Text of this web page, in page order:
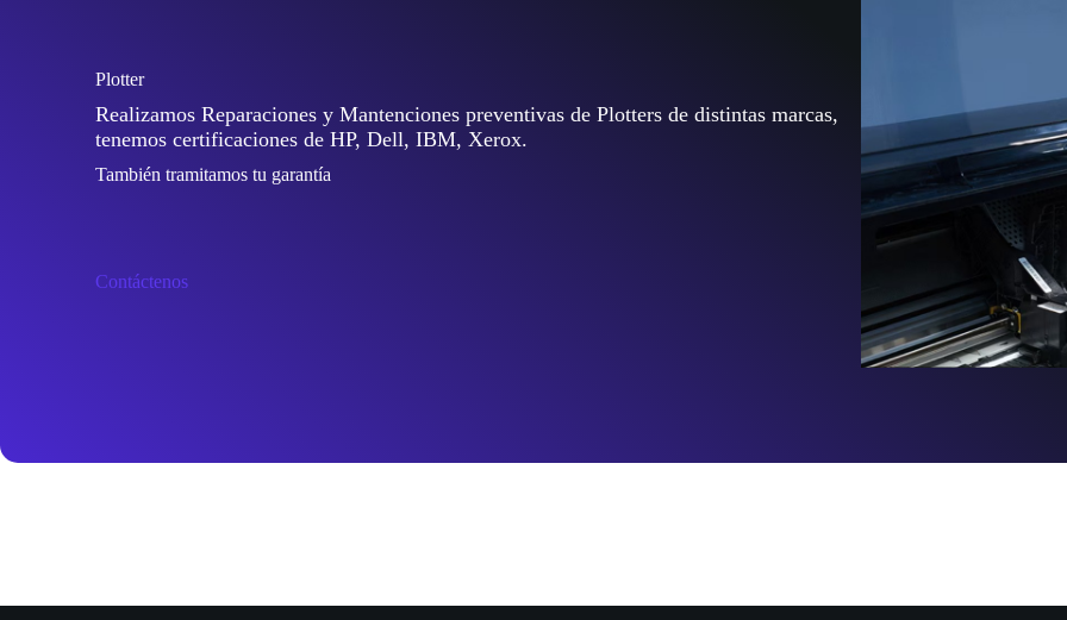
Plotter
Realizamos Reparaciones y Mantenciones preventivas de Plotters de distintas marcas,
tenemos certificaciones de HP, Dell, IBM, Xerox.
También tramitamos tu garantía
Contáctenos